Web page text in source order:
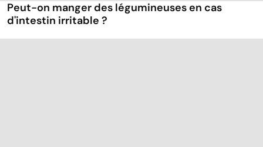
Peut-on manger des légumineuses en cas
d'intestin irritable ?